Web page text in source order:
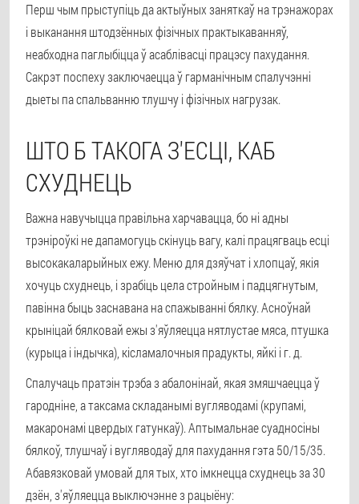
Перш чым прыступіць да актыўных заняткаў на трэнажорах
і выканання штодзённых фізічных практыкаванняў,
неабходна паглыбіцца ў асаблівасці працэсу пахудання.
Сакрэт поспеху заключаецца ў гарманічным спалучэнні
дыеты па спальванню тлушчу і фізічных нагрузак.
ШТО Б ТАКОГА З'ЕСЦІ, КАБ
СХУДНЕЦЬ
Важна навучыцца правільна харчавацца, бо ні адны
трэніроўкі не дапамогуць скінуць вагу, калі працягваць есці
высокакаларыйных ежу. Меню для дзяўчат і хлопцаў, якія
хочуць схуднець, і зрабіць цела стройным і падцягнутым,
павінна быць заснавана на спажыванні бялку. Асноўнай
крыніцай бялковай ежы з'яўляецца нятлустае мяса, птушка
(курыца і індычка), кісламалочныя прадукты, яйкі і г. д.
Спалучаць пратэін трэба з абалонінай, якая змяшчаецца ў
гародніне, а таксама складанымі вугляводамі (крупамі,
макаронамі цвердых гатункаў). Аптымальнае суадносіны
бялкоў, тлушчаў і вугляводаў для пахудання гэта 50/15/35.
Абавязковай умовай для тых, хто імкнецца схуднець за 30
дзён, з'яўляецца выключэнне з рацыёну: